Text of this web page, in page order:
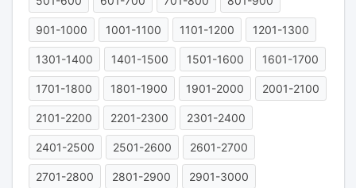
901-1000 1001-1100 1101-1200 1201-1300
1301-1400 1401-1500 1501-1600 1601-1700
1701-1800 1801-1900 1901-2000 2001-2100
2101-2200 2201-2300 2301-2400
2401-2500 2501-2600 2601-2700
2701-2800 2801-2900 2901-3000